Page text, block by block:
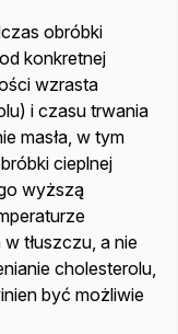
obróbki
konkretnej
wzrasta
i czasu trwania
masła, w tym
cieplnej
wyższą
tłuszczu, a nie
cholesterolu,
być możliwie